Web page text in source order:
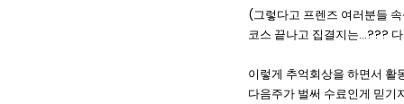
(그렇다고 프렌즈 여러분들
코스 끝나고 집결지는...???
이렇게 추억회상을 하면서 활
다음주가 벌써 수료인게 믿기